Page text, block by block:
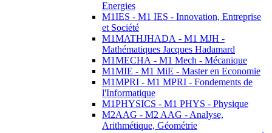
Energies
M1IES - M1 IES - Innovation, Entreprise
et Société
M1MATHJHADA - M1 MJH -
Mathématiques Jacques Hadamard
M1MECHA - M1 Mech - Mécanique
M1MIE - M1 MiE - Master en Economie
M1MPRI - M1 MPRI - Fondements de
l'Informatique
M1PHYSICS - M1 PHYS - Physique
M2AAG - M2 AAG - Analyse,
Arithmétique, Géométrie